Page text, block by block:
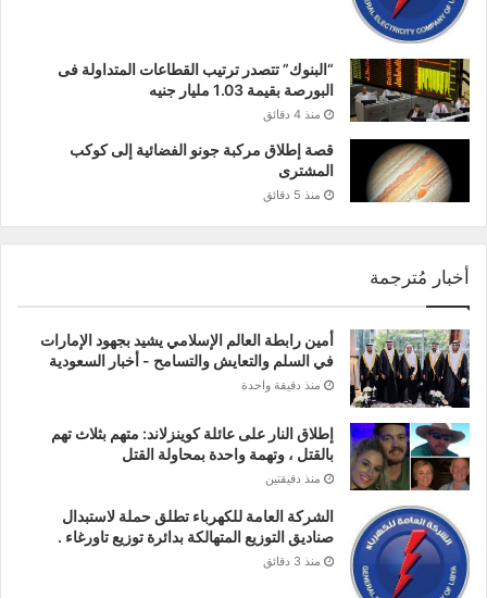
“البنوك” تتصدر ترتيب القطاعات المتداولة فى
البورصة بقيمة 1.03 مليار جنيه
منذ 4 دقائق
قصة إطلاق مركبة جونو الفضائية إلى كوكب
المشترى
منذ 5 دقائق
أخبار مُترجمة
أمين رابطة العالم الإسلامي يشيد بجهود الإمارات
في السلم والتعايش والتسامح - أخبار السعودية
منذ دقيقة واحدة
إطلاق النار على عائلة كوينزلاند: متهم بثلاث تهم
بالقتل ، وتهمة واحدة بمحاولة القتل
منذ دقيقتين
الشركة العامة للكهرباء تطلق حملة لاستبدال
صناديق التوزيع المتهالكة بدائرة توزيع تاورغاء .
منذ 3 دقائق